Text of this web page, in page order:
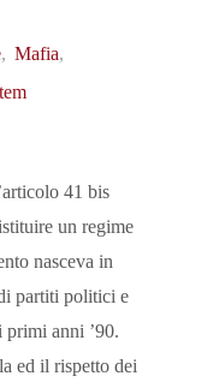
, Mafia,
41 bis
un regime
nasceva in
partiti politici e
primi anni ’90.
ed il rispetto dei